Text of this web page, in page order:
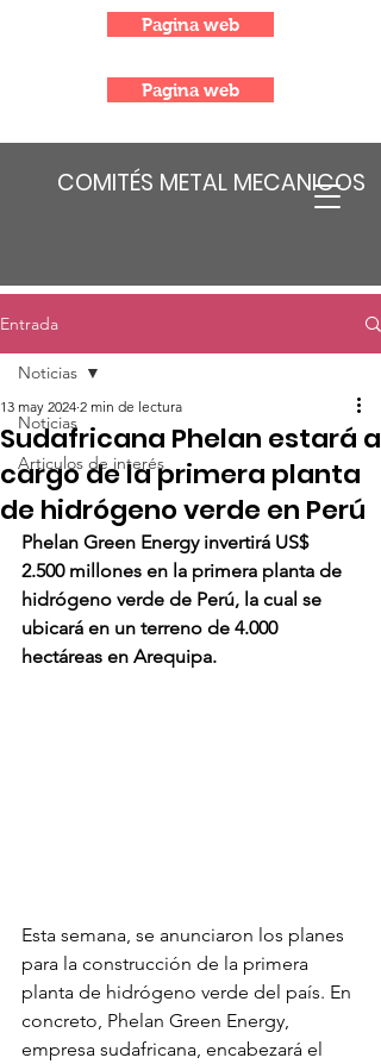
COMITÉS METAL MECANICOS
Pagina web
Pagina web
Entrada
Noticias
Articulos de interés
Noticias
Sudafricana Phelan estará a
cargo de la primera planta
de hidrógeno verde en Perú
13 may 2024 2 min de lectura
Phelan Green Energy invertirá US$
2.500 millones en la primera planta de
hidrógeno verde de Perú, la cual se
ubicará en un terreno de 4.000
hectáreas en Arequipa.
Esta semana, se anunciaron los planes
para la construcción de la primera
planta de hidrógeno verde del país. En
concreto, Phelan Green Energy,
empresa sudafricana, encabezará el